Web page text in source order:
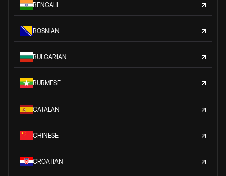
BENGALI
BOSNIAN
BULGARIAN
BURMESE
CATALAN
CHINESE
CROATIAN